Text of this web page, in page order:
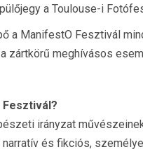
a Toulouse-i
a ManifestO Fesztivál
zártkörű meghívásos
irányzat
és fikciós,